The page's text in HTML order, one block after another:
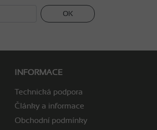
OK
INFORMACE
Technická podpora
Články a informace
Obchodní podmínky